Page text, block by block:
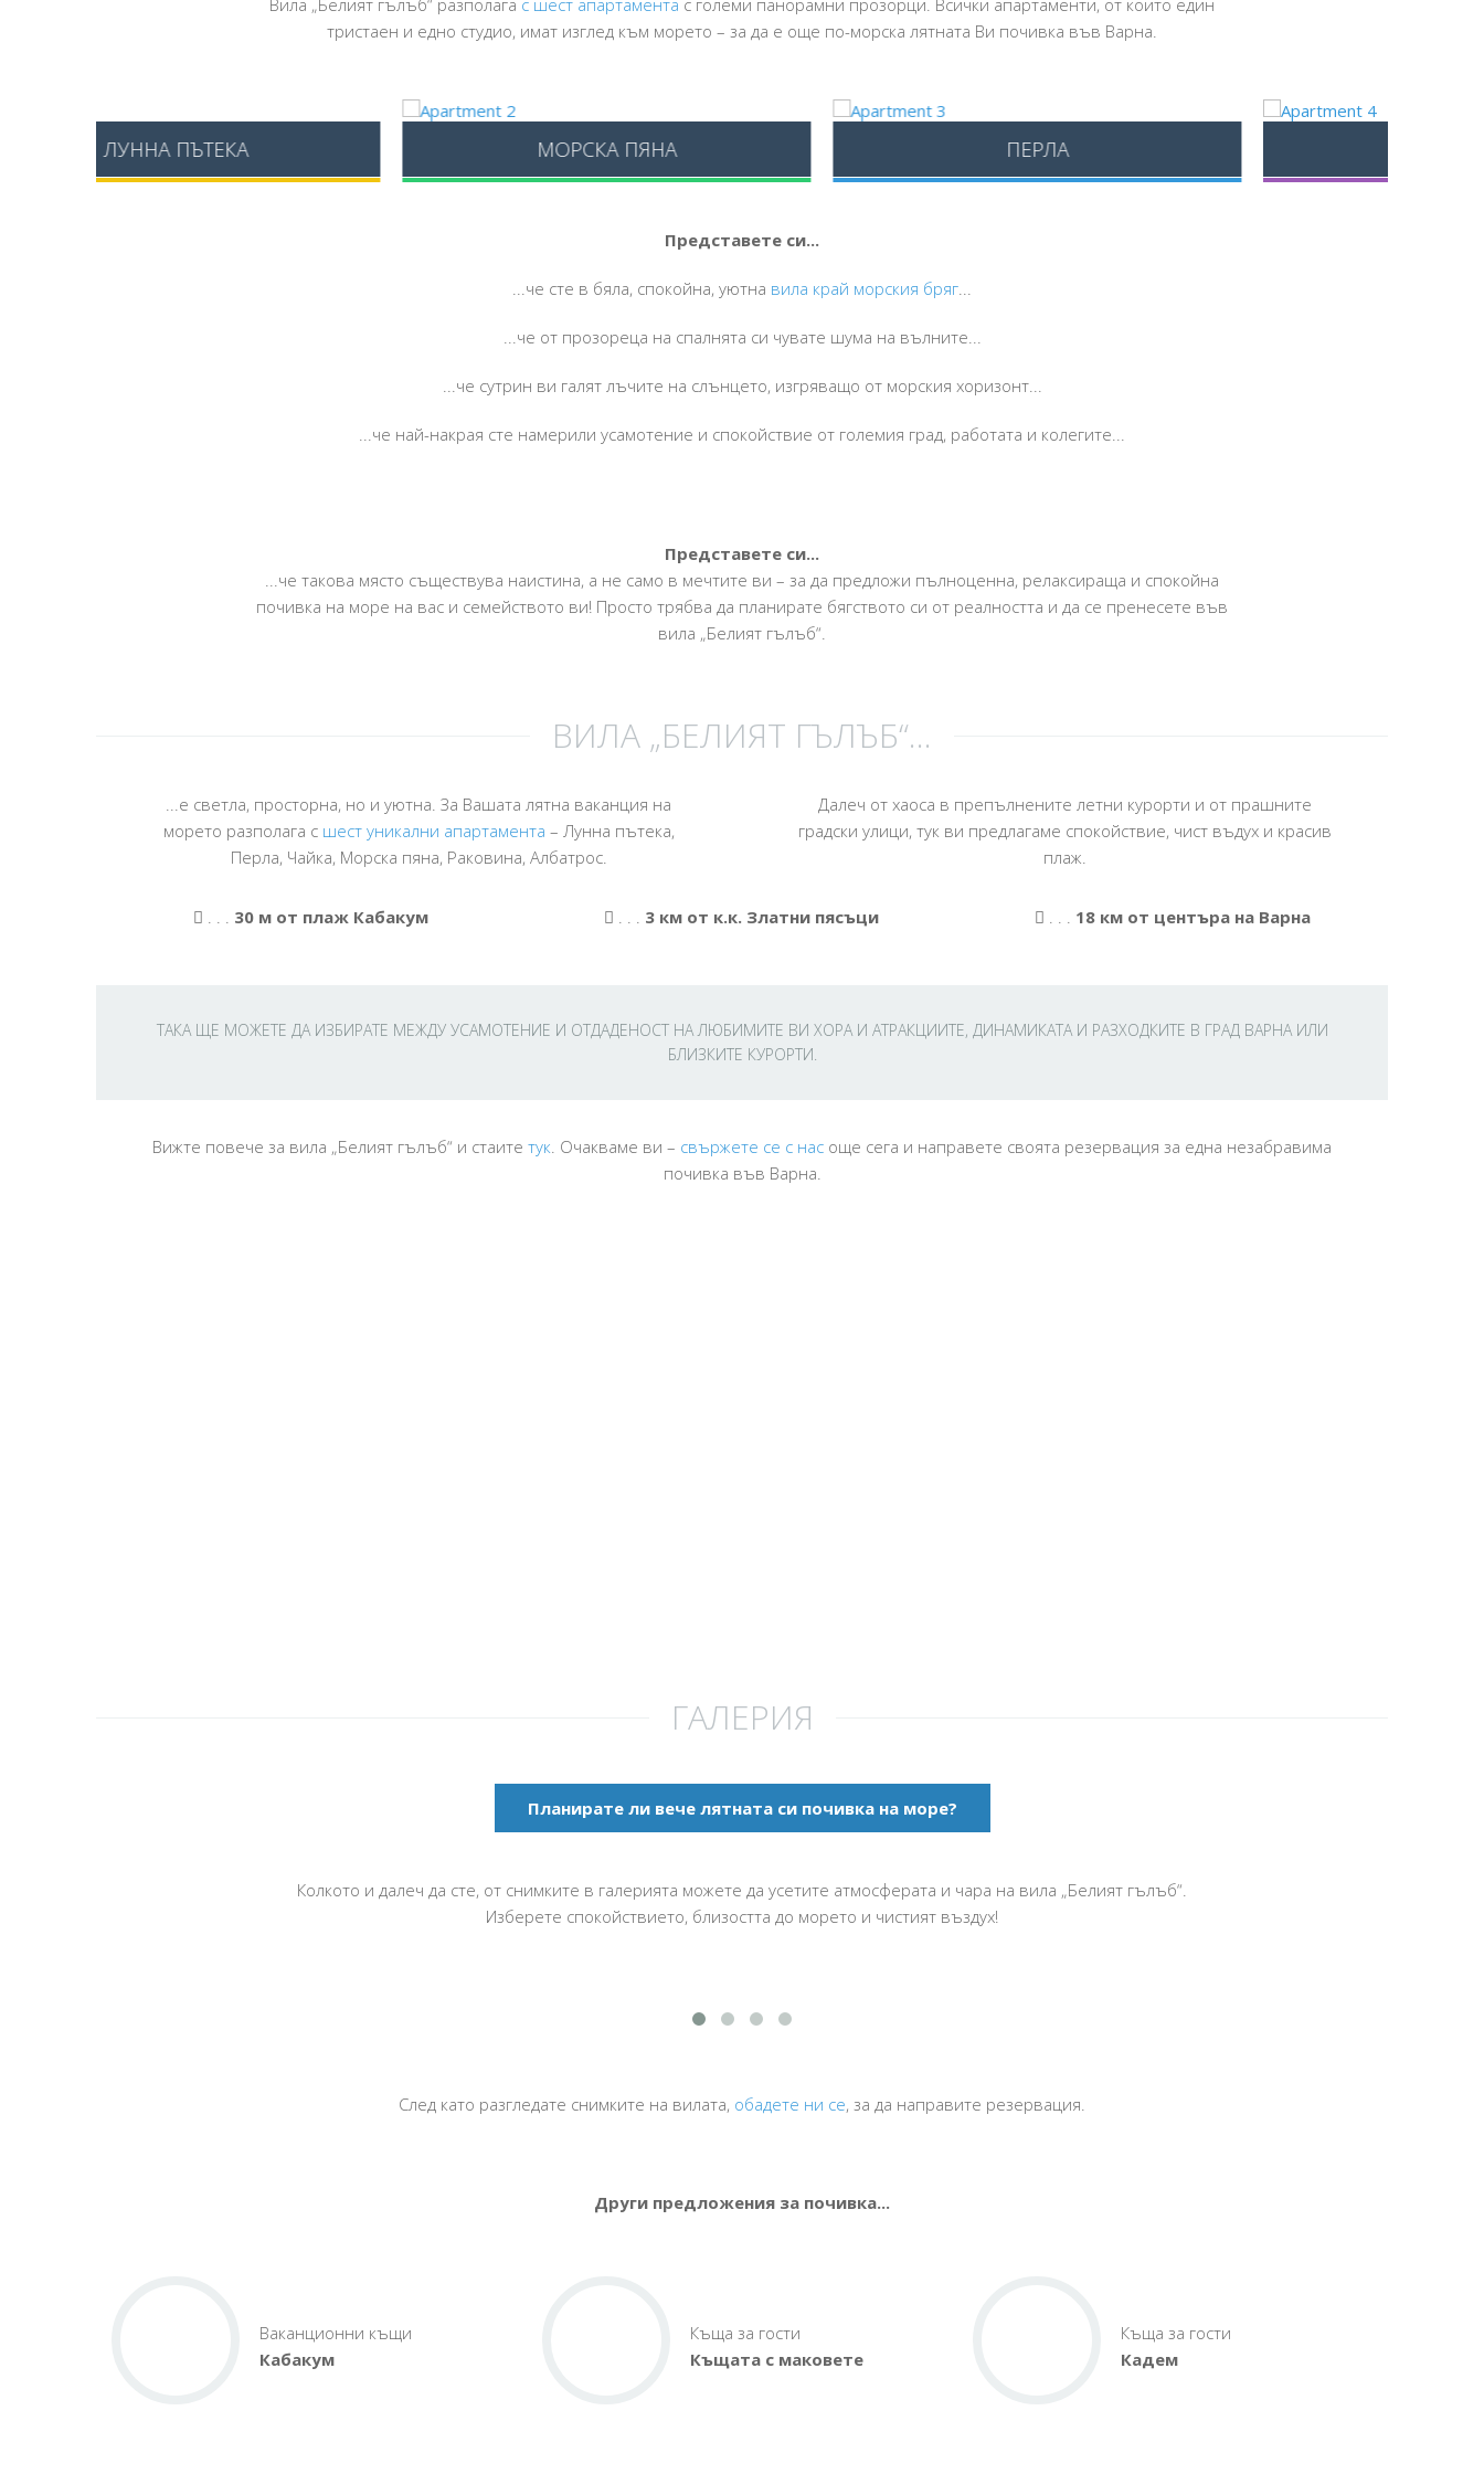
Вила „Белият гълъб“ разполага с шест апартамента с големи панорамни прозорци. Всички апартаменти, от които един
тристаен и едно студио, имат изглед към морето – за да е още по-морска лятната Ви почивка във Варна.
Представете си...
...че сте в бяла, спокойна, уютна вила край морския бряг...
...че от прозореца на спалнята си чувате шума на вълните...
...че сутрин ви галят лъчите на слънцето, изгряващо от морския хоризонт...
...че най-накрая сте намерили усамотение и спокойствие от големия град, работата и колегите...
Представете си...
...че такова място съществува наистина, а не само в мечтите ви – за да предложи пълноценна, релаксираща и спокойна
почивка на море на вас и семейството ви! Просто трябва да планирате бягството си от реалността и да се пренесете във
вила „Белият гълъб“.
ВИЛА „БЕЛИЯТ ГЪЛЪБ“...
...е светла, просторна, но и уютна. За Вашата лятна ваканция на
морето разполага с шест уникални апартамента – Лунна пътека,
Перла, Чайка, Морска пяна, Раковина, Албатрос.
Далеч от хаоса в препълнените летни курорти и от прашните
градски улици, тук ви предлагаме спокойствие, чист въдух и красив
плаж.
. . . 30 м от плаж Кабакум . . . 3 км от к.к. Златни пясъци . . . 18 км от центъра на Варна
ТАКА ЩЕ МОЖЕТЕ ДА ИЗБИРАТЕ МЕЖДУ УСАМОТЕНИЕ И ОТДАДЕНОСТ НА ЛЮБИМИТЕ ВИ ХОРА И АТРАКЦИИТЕ, ДИНАМИКАТА И РАЗХОДКИТЕ В ГРАД ВАРНА ИЛИ
БЛИЗКИТЕ КУРОРТИ.
Вижте повече за вила „Белият гълъб“ и стаите тук. Очакваме ви – свържете се с нас още сега и направете своята резервация за една незабравима
почивка във Варна.
ГАЛЕРИЯ
Планирате ли вече лятната си почивка на море?
Колкото и далеч да сте, от снимките в галерията можете да усетите атмосферата и чара на вила „Белият гълъб“.
Изберете спокойствието, близостта до морето и чистият въздух!
След като разгледате снимките на вилата, обадете ни се, за да направите резервация.
Други предложения за почивка...
Ваканционни къщи
Кабакум
Къща за гости
Къщата с маковете
Къща за гости
Кадем